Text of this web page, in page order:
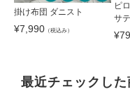
掛け布団 ダニスト
¥7,990 （税込み）
ピ
サ
¥
最近チェックした